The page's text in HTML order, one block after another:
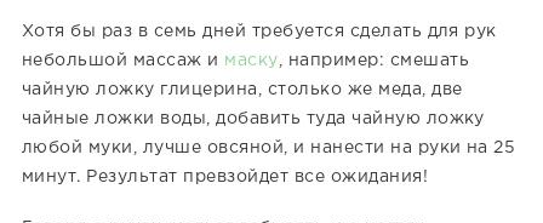
Хотя бы раз в семь дней требуется сделать для рук
небольшой массаж и маску , например: смешать
чайную ложку глицерина, столько же меда, две
чайные ложки воды, добавить туда чайную ложку
любой муки, лучше овсяной, и нанести на руки на 25
минут. Результат превзойдет все ожидания!